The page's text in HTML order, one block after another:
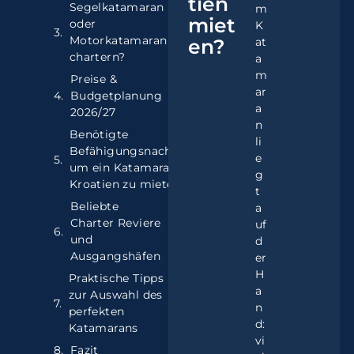
Segelkatamaran
oder
Motorkatamaran
chartern?
Preise &
Budgetplanung
2026/27
Benötigte
Befähigungsnachweise
um ein Katamaran in
Kroatien zu mieten
Beliebte
Charter Reviere
und
Ausgangshäfen
Praktische Tipps
zur Auswahl des
perfekten
Katamarans
Fazit
miet
en?
m
K
at
a
m
ar
a
n
li
e
g
t
a
uf
d
er
H
a
n
d:
vi